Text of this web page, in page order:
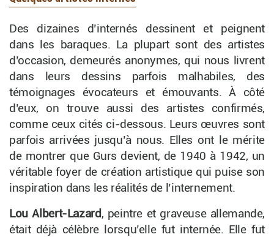
Des dizaines d’internés dessinent et peignent
dans les baraques. La plupart sont des artistes
d’occasion, demeurés anonymes, qui nous livrent
dans leurs dessins parfois malhabiles, des
témoignages évocateurs et émouvants. À côté
d’eux, on trouve aussi des artistes confirmés,
comme ceux cités ci-dessous. Leurs œuvres sont
parfois arrivées jusqu’à nous. Elles ont le mérite
de montrer que Gurs devient, de 1940 à 1942, un
véritable foyer de création artistique qui puise son
inspiration dans les réalités de l’internement.
Lou Albert-Lazard, peintre et graveuse allemande,
était déjà célèbre lorsqu’elle fut internée. Elle fut